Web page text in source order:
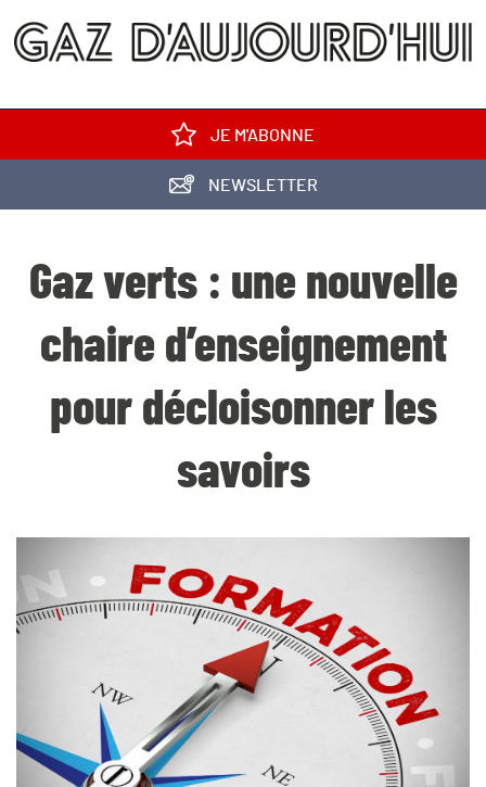
JE M'ABONNE
NEWSLETTER
Gaz verts : une nouvelle
chaire d’enseignement
pour décloisonner les
savoirs